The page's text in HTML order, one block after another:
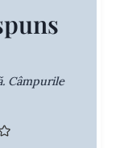
Câmpurile